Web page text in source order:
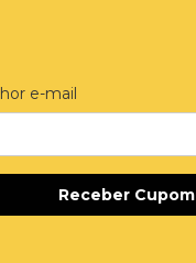
e-mail
Receber Cupom